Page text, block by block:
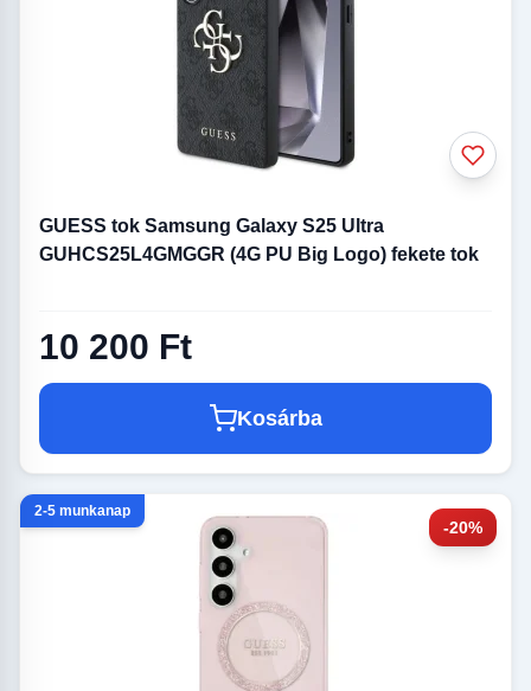
GUESS tok Samsung Galaxy S25 Ultra
GUHCS25L4GMGGR (4G PU Big Logo) fekete tok
10 200 Ft
Kosárba
-20%
2-5 munkanap